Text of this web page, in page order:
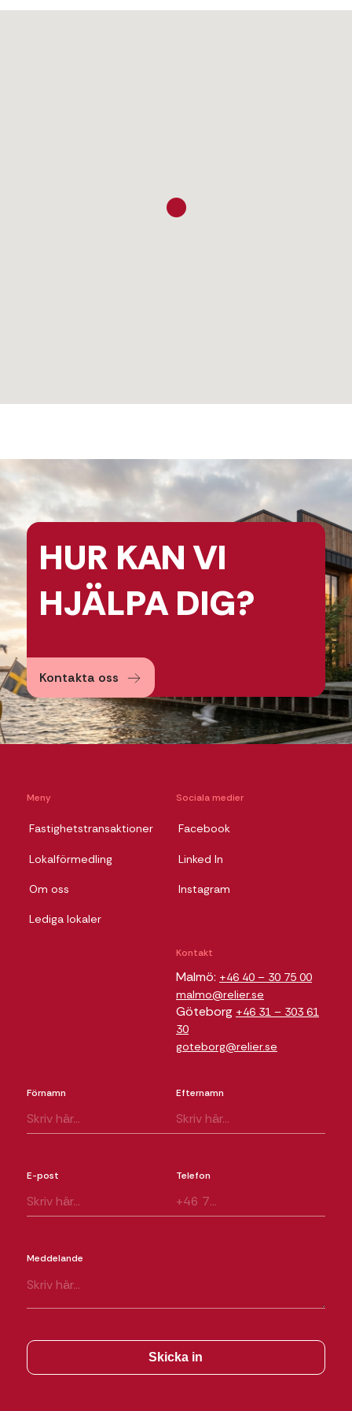
HUR KAN VI
HJÄLPADIG?
Kontakta oss
Meny
Fastighetstransaktioner
Lokalförmedling
Om oss
Lediga lokaler
Sociala medier
Facebook
Linked In
Instagram
Kontakt
Malmö: +46 40 – 30 75 00
malmo@relier.se
Göteborg +46 31 – 303 61
30
goteborg@relier.se
Förnamn Efternamn
E-post Telefon
Meddelande